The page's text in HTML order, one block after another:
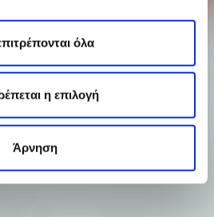
όλα
η επιλογή
Άρνηση